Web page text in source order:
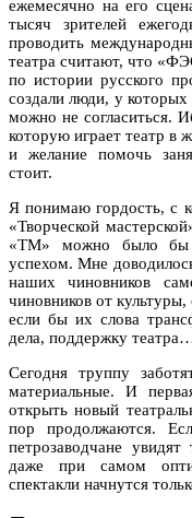
ежемесячно на его
тысяч зрителей
проводить
театра считают, что
по истории русского
создали люди, у
можно не согласиться.
которую играет театр в
и желание помочь
стоит.
Я понимаю гордость, с
«Творческой
«ТМ» можно было бы
успехом. Мне
наших чиновников
чиновников от
если бы их слова
дела, поддержку
Сегодня труппу
материальные. И
открыть новый
пор продолжаются.
петрозаводчане
даже при самом
спектакли начнутся